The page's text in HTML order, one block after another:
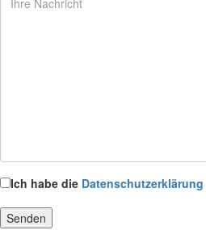
Ich habe die Datenschutzerklärung